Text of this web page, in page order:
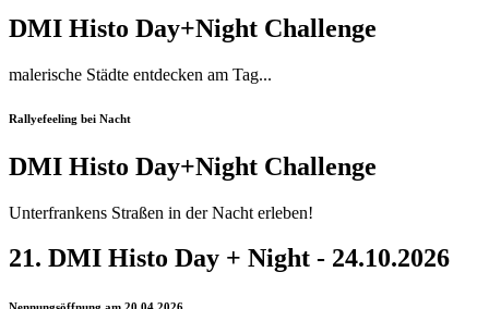
DMI Histo Day+Night Challenge
malerische Städte entdecken am Tag...
Rallyefeeling bei Nacht
DMI Histo Day+Night Challenge
Unterfrankens Straßen in der Nacht erleben!
21. DMI Histo Day + Night - 24.10.2026